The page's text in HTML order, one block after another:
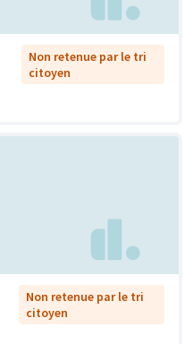
Non retenue par le tri
citoyen
Non retenue par le tri
citoyen